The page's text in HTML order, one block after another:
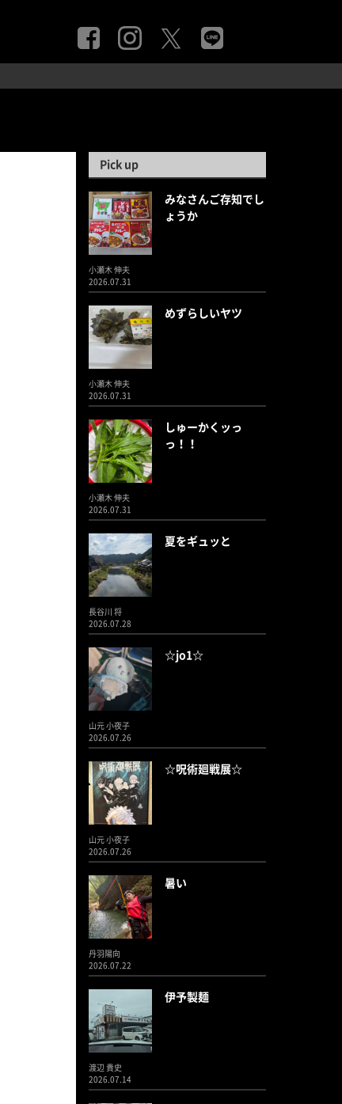
Pick up
みなさんご存知でし
ょうか
小瀬木 伸夫
2026.07.31
めずらしいヤツ
小瀬木 伸夫
2026.07.31
しゅーかくッっ
っ！！
小瀬木 伸夫
2026.07.31
夏をギュッと
長谷川 将
2026.07.28
☆jo1☆
山元 小夜子
2026.07.26
☆呪術廻戦展☆
山元 小夜子
2026.07.26
暑い
丹羽陽向
2026.07.22
伊予製麺
渡辺 貴史
2026.07.14